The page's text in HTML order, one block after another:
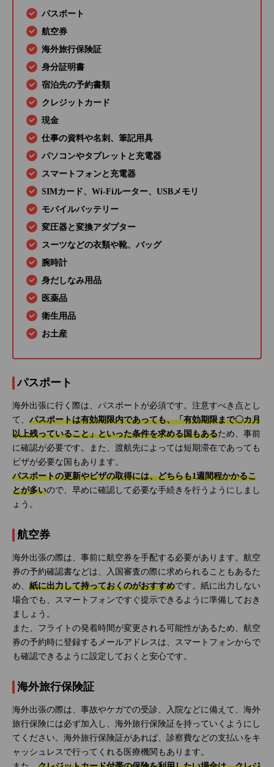
パスポート
航空券
海外旅行保険証
身分証明書
宿泊先の予約書類
クレジットカード
現金
仕事の資料や名刺、筆記用具
パソコンやタブレットと充電器
スマートフォンと充電器
SIMカード、Wi-Fiルーター、USBメモリ
モバイルバッテリー
変圧器と変換アダプター
スーツなどの衣類や靴、バッグ
腕時計
身だしなみ用品
医薬品
衛生用品
お土産
パスポート
海外出張に行く際は、パスポートが必須です。注意すべき点とし
て、 パスポートは有効期限内であっても、「有効期限まで〇カ月
以上残っていること」といった条件を求める国もあるため、事前
に確認が必要です。また、渡航先によっては短期滞在であっても
ビザが必要な国もあります。
パスポートの更新やビザの取得には、どちらも1週間程かかるこ
とが多いので、早めに確認して必要な手続きを行うようにしまし
ょう。
航空券
海外出張の際は、事前に航空券を手配する必要があります。航空
券の予約確認書などは、入国審査の際に求められることもあるた
め、 紙に出力して持っておくのがおすすめです。紙に出力しない
場合でも、スマートフォンですぐ提示できるように準備しておき
ましょう。
また、フライトの発着時間が変更される可能性があるため、航空
券の予約時に登録するメールアドレスは、スマートフォンからで
も確認できるように設定しておくと安心です。
海外旅行保険証
海外出張の際は、事故やケガでの受診、入院などに備えて、海外
旅行保険には必ず加入し、海外旅行保険証を持っていくようにし
てください。海外旅行保険証があれば、診察費などの支払いをキ
ャッシュレスで行ってくれる医療機関もあります。